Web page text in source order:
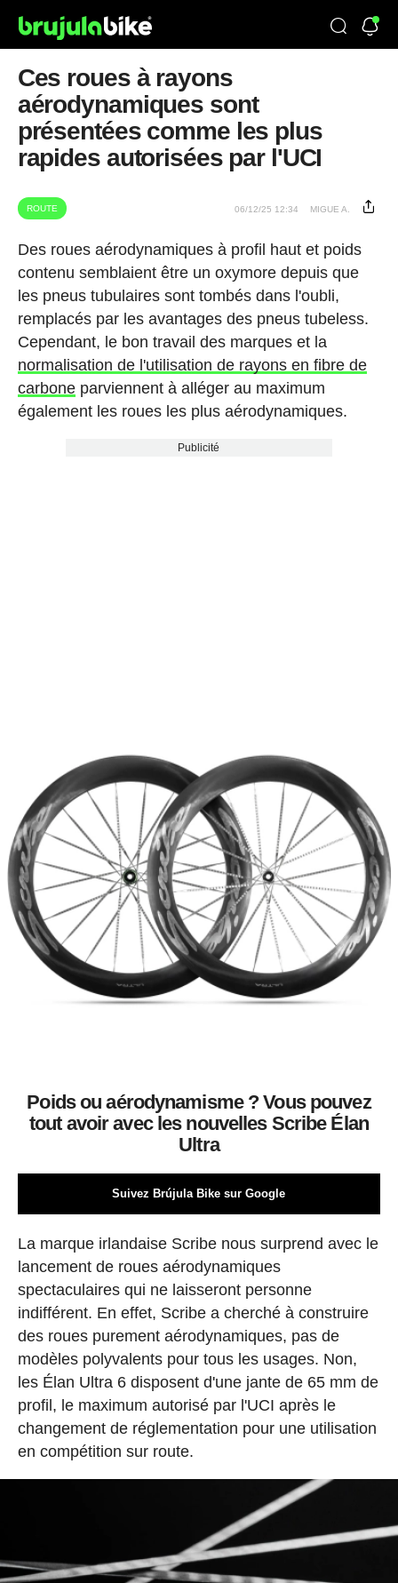
Ces roues à rayons
aérodynamiques sont
présentées comme les plus
rapides autorisées par l'UCI
ROUTE 06/12/25 12:34 MIGUE A.
Des roues aérodynamiques à profil haut et poids
contenu semblaient être un oxymore depuis que
les pneus tubulaires sont tombés dans l'oubli,
remplacés par les avantages des pneus tubeless.
Cependant, le bon travail des marques et la
normalisation de l'utilisation de rayons en fibre de
carboneparviennent à alléger au maximum
également les roues les plus aérodynamiques.
Publicité
Poids ou aérodynamisme ? Vous pouvez
tout avoir avec les nouvelles Scribe Élan
Ultra
Suivez Brújula Bike sur Google
La marque irlandaise Scribe nous surprend avec le
lancement de roues aérodynamiques
spectaculaires qui ne laisseront personne
indifférent. En effet, Scribe a cherché à construire
des roues purement aérodynamiques, pas de
modèles polyvalents pour tous les usages. Non,
les Élan Ultra 6 disposent d'une jante de 65 mm de
profil, le maximum autorisé par l'UCI après le
changement de réglementation pour une utilisation
en compétition sur route.